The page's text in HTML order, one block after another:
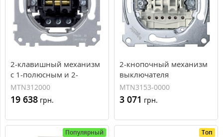
2-клавишный механизм
с 1-полюсным и 2-
полюсным
выключателями Merten
System M, 16А
MTN312000
19 638 грн.
2-кнопочный механизм
выключателя
замыкающим и
размыкающим
контактами Merten
(MTN3153-0000)
MTN3153-0000
3 071 грн.
Популярный
Топ